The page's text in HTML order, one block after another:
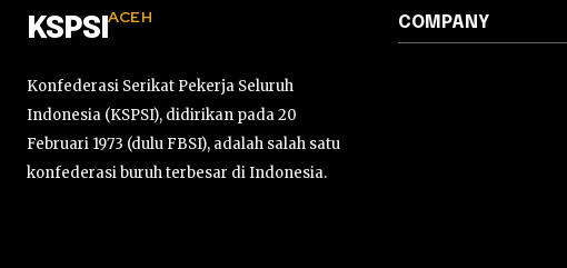
KSPSI ACEH
Konfederasi Serikat Pekerja Seluruh
Indonesia (KSPSI), didirikan pada 20
Februari 1973 (dulu FBSI), adalah salah satu
konfederasi buruh terbesar di Indonesia.
COMPANY